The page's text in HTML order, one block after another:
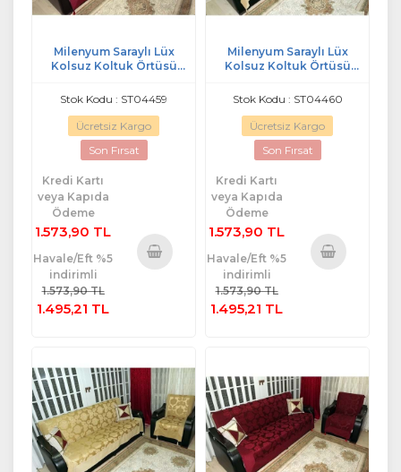
Milenyum Saraylı Lüx
Kolsuz Koltuk Örtüsü
Stok Kodu : ST04459
Ücretsiz Kargo
Son Fırsat
Kredi Kartı
veya Kapıda
Ödeme
1.573,90 TL
Havale/Eft %5
indirimli
1.573,90 TL
1.495,21 TL
Milenyum Saraylı Lüx
Kolsuz Koltuk Örtüsü
Stok Kodu : ST04460
Ücretsiz Kargo
Son Fırsat
Kredi Kartı
veya Kapıda
Ödeme
1.573,90 TL
Havale/Eft %5
indirimli
1.573,90 TL
1.495,21 TL